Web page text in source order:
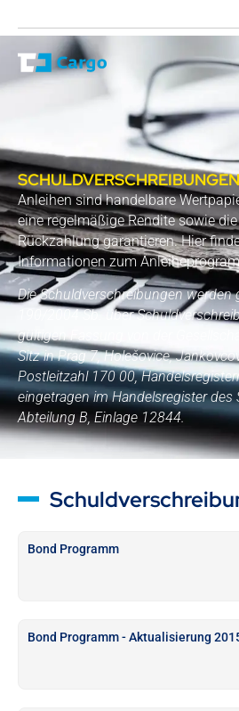
SCHULDVERSCHREIBUNGEN
Anleihen sind handelbare
eine regelmäßige Rendite sowie
Rückzahlung garantieren. Hier
Informationen zum
Die Schuldverschreibungen werden
190/2004 Sb. über
gültigen Fassung von der
Sitz in Prag 7, Holešovice,
Postleitzahl 170 00,
eingetragen im Handelsregister des
Abteilung B, Einlage 12844.
Bond Programm
Bond Programm - Aktualisierung